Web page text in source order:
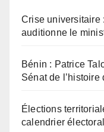
Crise universitaire
auditionne le
Bénin : Patrice
Sénat de l’histoire
Élections
calendrier